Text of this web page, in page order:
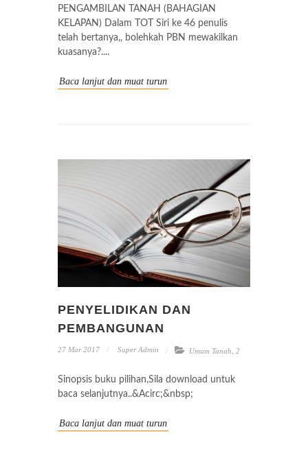
PENGAMBILAN TANAH (BAHAGIAN
KELAPAN) Dalam TOT Siri ke 46 penulis
telah bertanya,, bolehkah PBN mewakilkan
kuasanya?....
Baca lanjut dan muat turun
PENYELIDIKAN DAN
PEMBANGUNAN
27 Mar 2017 Super Admin Umum Tanah, 2
Sinopsis buku pilihan,Sila download untuk
baca selanjutnya..&Acirc;&nbsp;
Baca lanjut dan muat turun